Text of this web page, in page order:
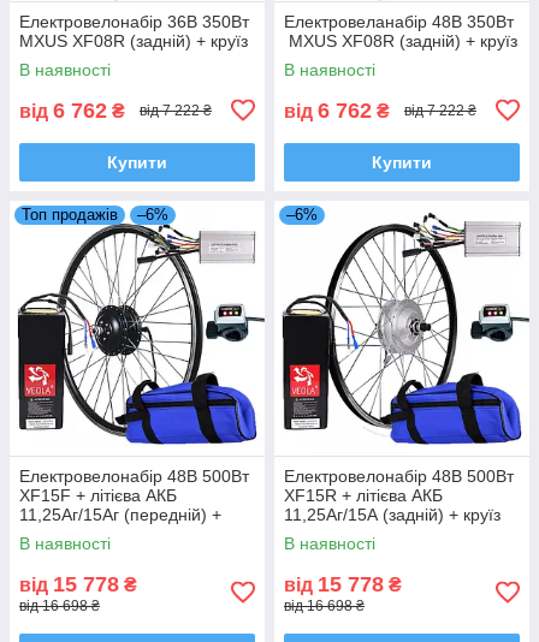
Електровелонабір 36В 350Вт
MXUS XF08R (задній) + круїз
В наявності
від 6 762 ₴ від 7 222 ₴
Купити
Електровеланабір 48В 350Вт
MXUS XF08R (задній) + круїз
В наявності
від 6 762 ₴ від 7 222 ₴
Купити
Топ продажів –6%
Електровелонабір 48В 500Вт
XF15F + літієва АКБ
11,25Аг/15Аг (передній) +
круїз
В наявності
від 15 778 ₴
від 16 698 ₴
–6%
Електровелонабір 48В 500Вт
XF15R + літієва АКБ
11,25Аг/15А (задній) + круїз
В наявності
від 15 778 ₴
від 16 698 ₴